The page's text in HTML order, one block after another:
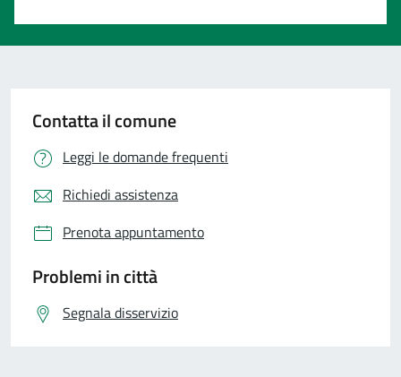
Contatta il comune
Leggi le domande frequenti
Richiedi assistenza
Prenota appuntamento
Problemi in città
Segnala disservizio